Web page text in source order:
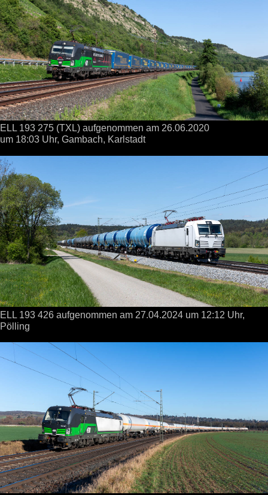
ELL 193 275 (TXL) aufgenommen am 26.06.2020
um 18:03 Uhr, Gambach, Karlstadt
ELL 193 426 aufgenommen am 27.04.2024 um 12:12 Uhr,
Pölling